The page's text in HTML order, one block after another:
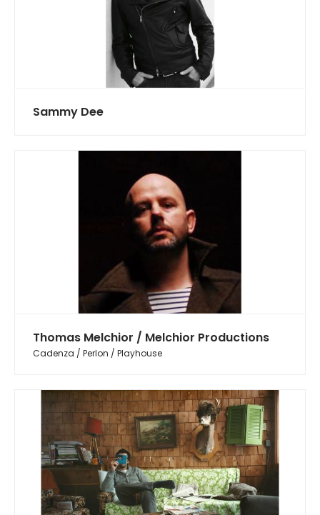
Sammy Dee
Thomas Melchior / Melchior Productions
Cadenza / Perlon / Playhouse